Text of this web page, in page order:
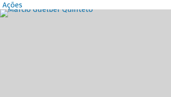
Ações
Destaques